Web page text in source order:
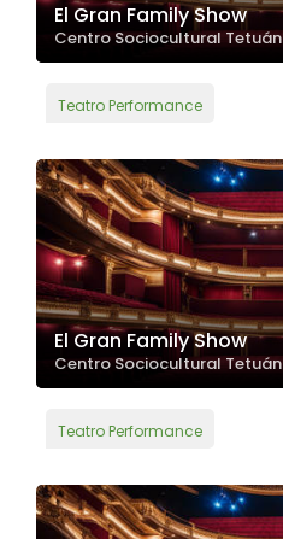
El Gran Family Show
Centro Sociocultural Tetuán
Teatro Performance
El Gran Family Show
Centro Sociocultural Tetuán
Teatro Performance